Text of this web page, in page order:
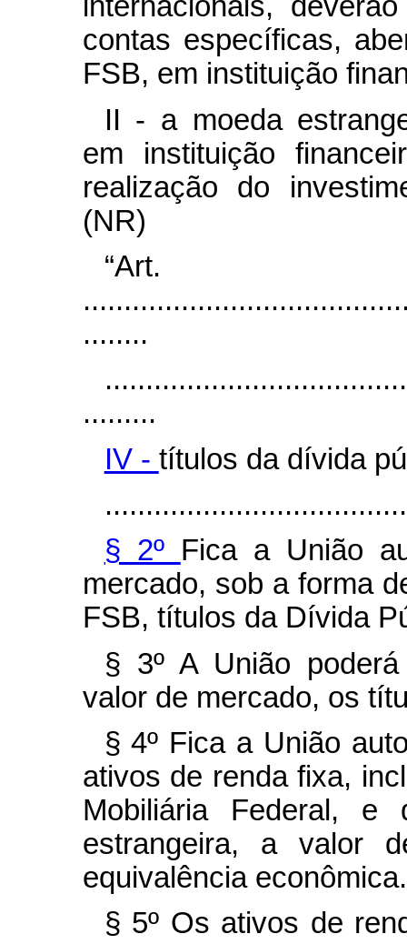
internacionais,
contas específicas,
FSB, em instituição
II - a moeda
em instituição
realização do
(NR)
........
.........
IV - títulos da dívida
§ 2º Fica a União
mercado, sob a forma
FSB, títulos da Dívida
§ 3º A União
valor de mercado, os
§ 4º Fica a União
ativos de renda fixa,
Mobiliária Federal,
estrangeira, a valor
equivalência econômica.
§ 5º Os ativos de